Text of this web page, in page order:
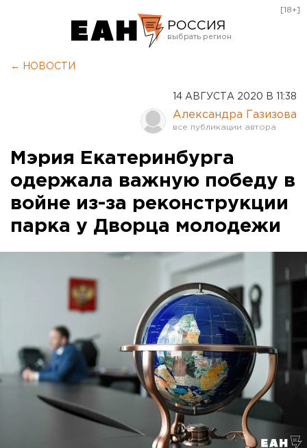
РОССИЯ
Оренбург
[18+]
← НОВОСТИ
14 АВГУСТА 2020 В 11:38
Александра Газизова
Мэрия Екатеринбурга
одержала важную победу в
войне из-за реконструкции
парка у Дворца молодежи